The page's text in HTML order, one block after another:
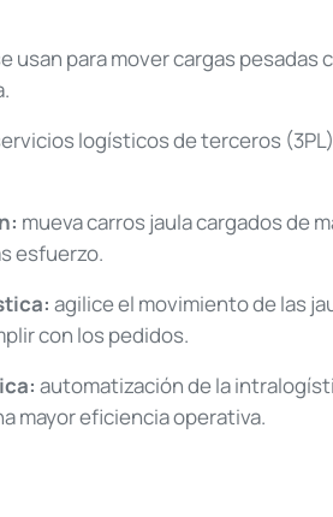
usan para mover cargas pesadas
logísticos de terceros
mueva carros jaula cargados de
esfuerzo.
agilice el movimiento de las
con los pedidos.
automatización de la
mayor eficiencia operativa.